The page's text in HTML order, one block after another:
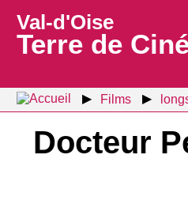
Val-d'Oise
Terre de
Films
Docteur